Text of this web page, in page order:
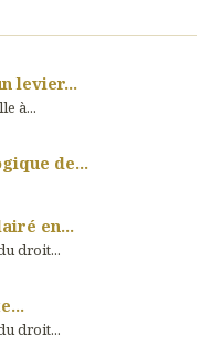
levier...
à...
de...
en...
droit...
droit...